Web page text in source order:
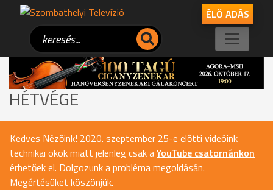
ÉLŐ ADÁS
HÉTVÉGE
Kedves Nézőink! 2020. szeptember 25-e előtti videóink
technikai okok miatt jelenleg csak aYouTube csatornánkon
érhetőek el. Dolgozunk a probléma megoldásán.
Megértésüket köszönjük.